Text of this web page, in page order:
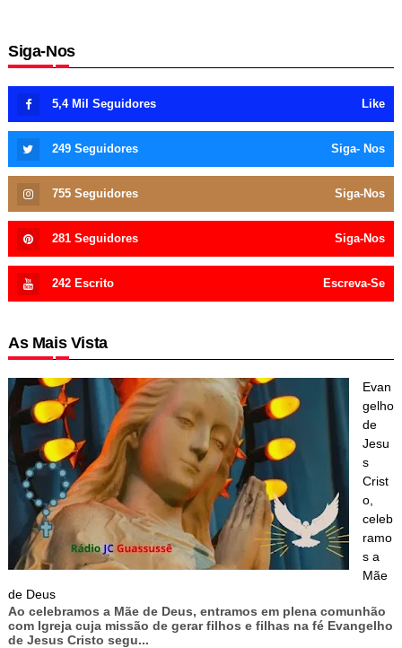
Siga-Nos
5,4 Mil Seguidores Like
249 Seguidores Siga- Nos
755 Seguidores Siga-Nos
281 Seguidores Siga-Nos
242 Escrito Escreva-Se
As Mais Vista
Evan
gelho
de
Jesu
s
Crist
o,
celeb
ramo
s a
Mãe
de Deus
Ao celebramos a Mãe de Deus, entramos em plena comunhão
com Igreja cuja missão de gerar filhos e filhas na fé Evangelho
de Jesus Cristo segu...